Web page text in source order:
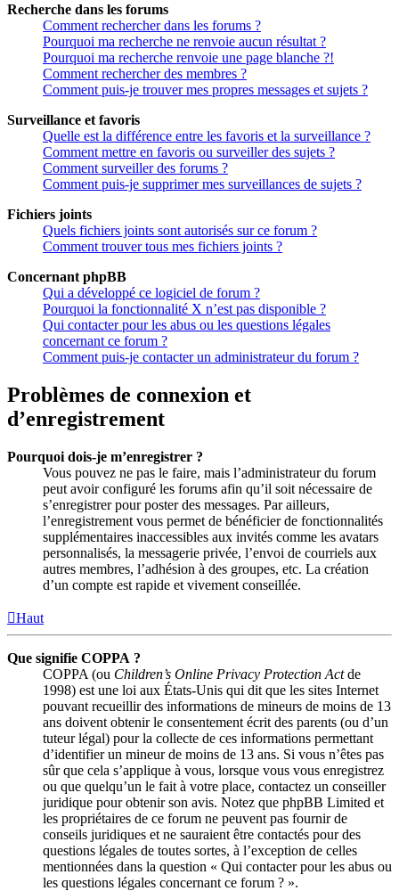
Recherche dans les forums
Comment rechercher dans les forums ?
Pourquoi ma recherche ne renvoie aucun résultat ?
Pourquoi ma recherche renvoie une page blanche ?!
Comment rechercher des membres ?
Comment puis-je trouver mes propres messages et sujets ?
Surveillance et favoris
Quelle est la différence entre les favoris et la surveillance ?
Comment mettre en favoris ou surveiller des sujets ?
Comment surveiller des forums ?
Comment puis-je supprimer mes surveillances de sujets ?
Fichiers joints
Quels fichiers joints sont autorisés sur ce forum ?
Comment trouver tous mes fichiers joints ?
Concernant phpBB
Qui a développé ce logiciel de forum ?
Pourquoi la fonctionnalité X n’est pas disponible ?
Qui contacter pour les abus ou les questions légales
concernant ce forum ?
Comment puis-je contacter un administrateur du forum ?
Problèmes de connexion et
d’enregistrement
Pourquoi dois-je m’enregistrer ?
Vous pouvez ne pas le faire, mais l’administrateur du forum
peut avoir configuré les forums afin qu’il soit nécessaire de
s’enregistrer pour poster des messages. Par ailleurs,
l’enregistrement vous permet de bénéficier de fonctionnalités
supplémentaires inaccessibles aux invités comme les avatars
personnalisés, la messagerie privée, l’envoi de courriels aux
autres membres, l’adhésion à des groupes, etc. La création
d’un compte est rapide et vivement conseillée.
Haut
Que signifie COPPA ?
COPPA (ou Children’s Online Privacy Protection Actde
1998) est une loi aux États-Unis qui dit que les sites Internet
pouvant recueillir des informations de mineurs de moins de 13
ans doivent obtenir le consentement écrit des parents (ou d’un
tuteur légal) pour la collecte de ces informations permettant
d’identifier un mineur de moins de 13 ans. Si vous n’êtes pas
sûr que cela s’applique à vous, lorsque vous vous enregistrez
ou que quelqu’un le fait à votre place, contactez un conseiller
juridique pour obtenir son avis. Notez que phpBB Limited et
les propriétaires de ce forum ne peuvent pas fournir de
conseils juridiques et ne sauraient être contactés pour des
questions légales de toutes sortes, à l’exception de celles
mentionnées dans la question « Qui contacter pour les abus ou
les questions légales concernant ce forum ? ».